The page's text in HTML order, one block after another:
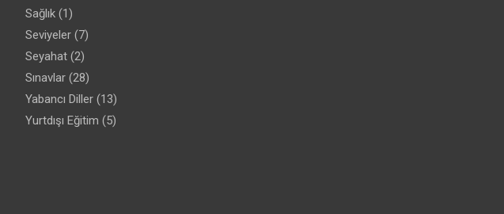
Sağlık (1)
Seviyeler (7)
Seyahat (2)
Sınavlar (28)
Yabancı Diller (13)
Yurtdışı Eğitim (5)